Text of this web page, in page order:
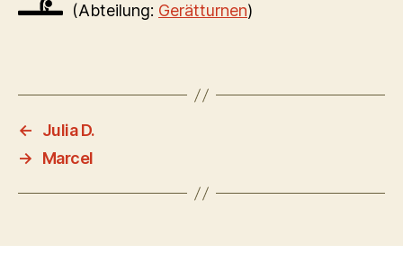
(Abteilung: Gerätturnen)
←
Julia D.
→
Marcel